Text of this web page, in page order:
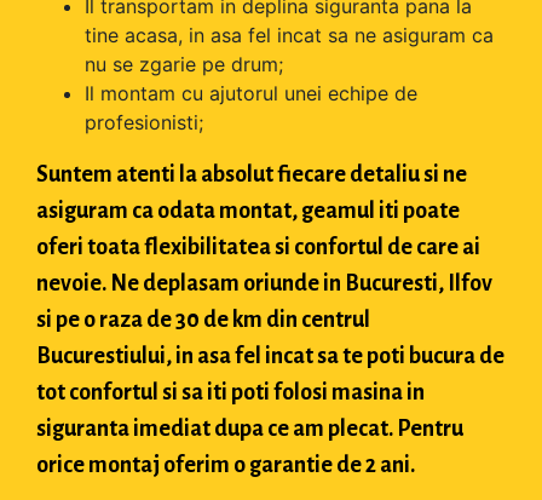
Il transportam in deplina siguranta pana la
tine acasa, in asa fel incat sa ne asiguram ca
nu se zgarie pe drum;
Il montam cu ajutorul unei echipe de
profesionisti;
Suntem atenti la absolut fiecare detaliu si ne
asiguram ca odata montat, geamul iti poate
oferi toata flexibilitatea si confortul de care ai
nevoie. Ne deplasam oriunde in Bucuresti, Ilfov
si pe o raza de 30 de km din centrul
Bucurestiului, in asa fel incat sa te poti bucura de
tot confortul si sa iti poti folosi masina in
siguranta imediat dupa ce am plecat. Pentru
orice montaj oferim o garantie de 2 ani.